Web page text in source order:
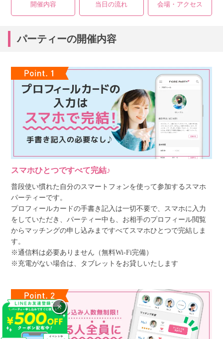
開催内容 当日の流れ 会場・アクセス
パーティーの開催内容
スマホひとつですべて完結♪
普段使い慣れた自分のスマートフォンを使って参加するスマホ
パーティーです。
プロフィールカードの手書き記入は一切不要で、スマホに入力
をしていただき、パーティー中も、お相手のプロフィール閲覧
からマッチングの申し込みまですべてスマホひとつで完結しま
す。
※通信料は必要ありません（無料Wi-Fi完備）
※充電がない場合は、タブレットをお貸しいたします
×